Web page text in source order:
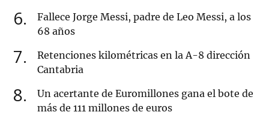
6
Fallece Jorge Messi, padre de Leo Messi, a los
68 años
7
Retenciones kilométricas en la A-8 dirección
Cantabria
8
Un acertante de Euromillones gana el bote de
más de 111 millones de euros